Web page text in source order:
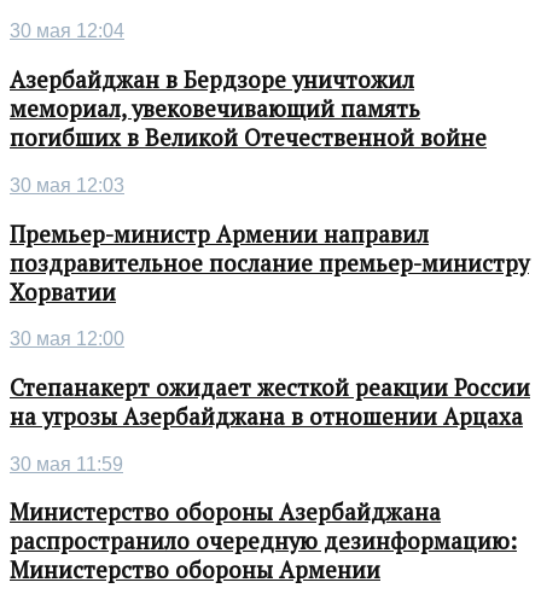
30 мая 12:04
Азербайджан в Бердзоре уничтожил
мемориал, увековечивающий память
погибших в Великой Отечественной войне
30 мая 12:03
Премьер-министр Армении направил
поздравительное послание премьер-министру
Хорватии
30 мая 12:00
Степанакерт ожидает жесткой реакции России
на угрозы Азербайджана в отношении Арцаха
30 мая 11:59
Министерство обороны Азербайджана
распространило очередную дезинформацию:
Министерство обороны Армении